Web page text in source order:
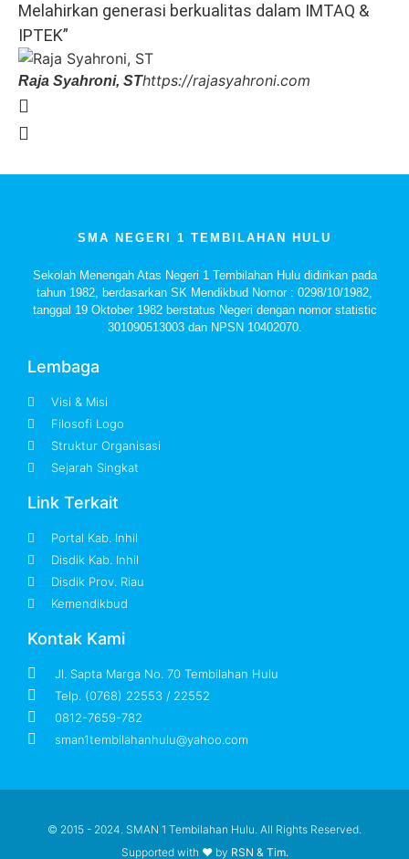
Melahirkan generasi berkualitas dalam IMTAQ &
IPTEK”
Raja Syahroni, SThttps://rajasyahroni.com
SMA NEGERI 1 TEMBILAHAN HULU
Sekolah Menengah Atas Negeri 1 Tembilahan Hulu didirikan pada
tahun 1982, berdasarkan SK Mendikbud Nomor : 0298/10/1982,
tanggal 19 Oktober 1982 berstatus Negeri dengan nomor statistic
301090513003 dan NPSN 10402070.
Lembaga
Visi & Misi
Filosofi Logo
Struktur Organisasi
Sejarah Singkat
Link Terkait
Portal Kab. Inhil
Disdik Kab. Inhil
Disdik Prov. Riau
Kemendikbud
Kontak Kami
Jl. Sapta Marga No. 70 Tembilahan Hulu
Telp. (0768) 22553 / 22552
0812-7659-782
sman1tembilahanhulu@yahoo.com
© 2015 - 2024. SMAN 1 Tembilahan Hulu. All Rights Reserved.
Supported with ❤ by RSN & Tim.